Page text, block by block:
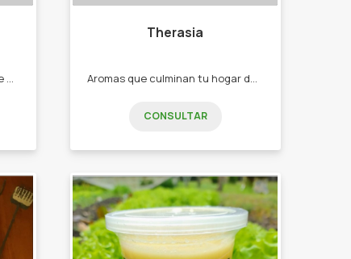
Esto es para todos aquellos que quieran verse como ninguno. -Pulseras de hilo encerado -Pulseras de tanza -Llaveros -Porta celulares -Collares
Therasia
Aromas que culminan tu hogar de buenas energías, aromas que purifican. - Sahumerios - Porta Sahumerios - Cascadas y Hornitos - Esencias - Difusores de ambiente
CONSULTAR